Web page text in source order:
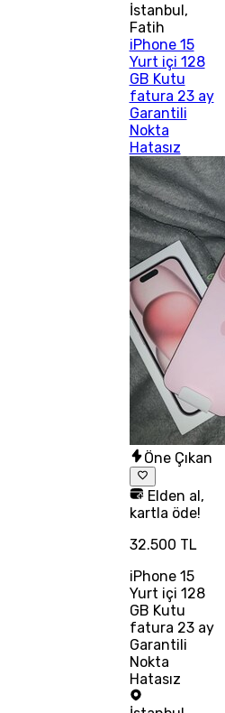
İstanbul,
Fatih
iPhone 15
Yurt içi 128
GB Kutu
fatura 23 ay
Garantili
Nokta
Hatasız
Öne Çıkan
Elden al,
kartla öde!
32.500 TL
iPhone 15
Yurt içi 128
GB Kutu
fatura 23 ay
Garantili
Nokta
Hatasız